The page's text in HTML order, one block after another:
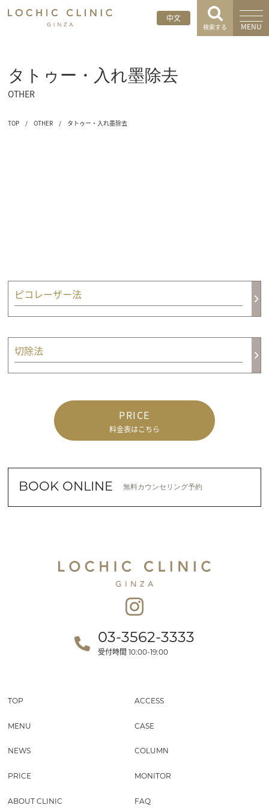
中文
検索する MENU
タトゥー・入れ墨除去
OTHER
TOP / OTHER / タトゥー・入れ墨除去
ピコレーザー法
切除法
PRICE
料金表はこちら
BOOK ONLINE 無料カウンセリング予約
03-3562-3333
受付時間 10:00-19:00
TOP ACCESS
MENU CASE
NEWS COLUMN
PRICE MONITOR
ABOUT CLINIC FAQ